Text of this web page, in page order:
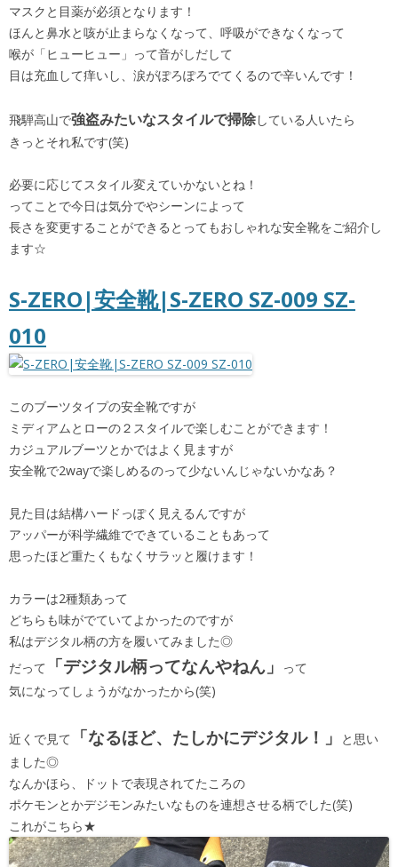
マスクと目薬が必須となります！
ほんと鼻水と咳が止まらなくなって、呼吸ができなくなって
喉が「ヒューヒュー」って音がしだして
目は充血して痒いし、涙がぽろぽろでてくるので辛いんです！
飛騨高山で強盗みたいなスタイルで掃除している人いたら
きっとそれ私です(笑)
必要に応じてスタイル変えていかないとね！
ってことで今日は気分でやシーンによって
長さを変更することができるとってもおしゃれな安全靴をご紹介し
ます☆
S-ZERO|安全靴|S-ZERO SZ-009 SZ-
010
このブーツタイプの安全靴ですが
ミディアムとローの２スタイルで楽しむことができます！
カジュアルブーツとかではよく見ますが
安全靴で2wayで楽しめるのって少ないんじゃないかなあ？
見た目は結構ハードっぽく見えるんですが
アッパーが科学繊維でできていることもあって
思ったほど重たくもなくサラッと履けます！
カラーは2種類あって
どちらも味がでていてよかったのですが
私はデジタル柄の方を履いてみました◎
だって
「デジタル柄ってなんやねん」
って
気になってしょうがなかったから(笑)
近くで見て 「なるほど、たしかにデジタル！」
と思い
ました◎
なんかほら、ドットで表現されてたころの
ポケモンとかデジモンみたいなものを連想させる柄でした(笑)
これがこちら★